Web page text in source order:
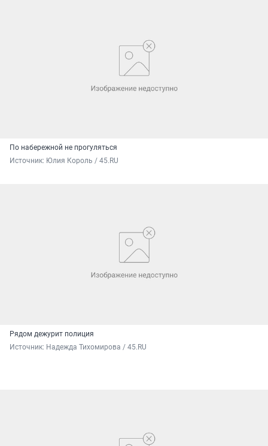
По набережной не прогуляться
Источник: Юлия Король / 45.RU
Рядом дежурит полиция
Источник: Надежда Тихомирова / 45.RU